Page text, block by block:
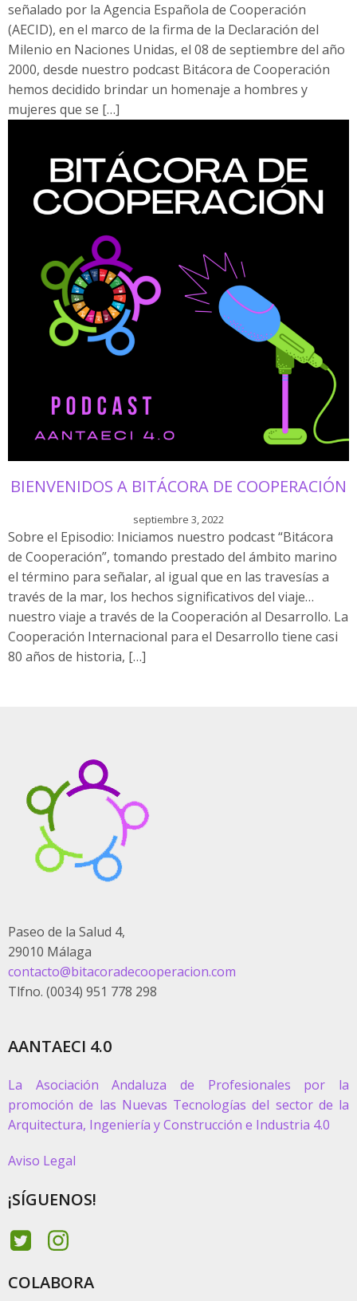
señalado por la Agencia Española de Cooperación
(AECID), en el marco de la firma de la Declaración del
Milenio en Naciones Unidas, el 08 de septiembre del año
2000, desde nuestro podcast Bitácora de Cooperación
hemos decidido brindar un homenaje a hombres y
mujeres que se […]
BIENVENIDOS A BITÁCORA DE COOPERACIÓN
septiembre 3, 2022
Sobre el Episodio: Iniciamos nuestro podcast “Bitácora
de Cooperación”, tomando prestado del ámbito marino
el término para señalar, al igual que en las travesías a
través de la mar, los hechos significativos del viaje…
nuestro viaje a través de la Cooperación al Desarrollo. La
Cooperación Internacional para el Desarrollo tiene casi
80 años de historia, […]
Paseo de la Salud 4,
29010 Málaga
contacto@bitacoradecooperacion.com
Tlfno. (0034) 951 778 298
AANTAECI 4.0
La Asociación Andaluza de Profesionales por la
promoción de las Nuevas Tecnologías del sector de la
Arquitectura, Ingeniería y Construcción e Industria 4.0
Aviso Legal
¡SÍGUENOS!
COLABORA